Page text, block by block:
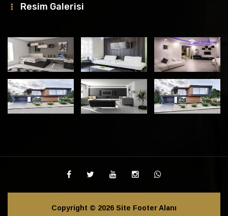
Resim Galerisi
Copyright © 2026 Site Footer Alanı